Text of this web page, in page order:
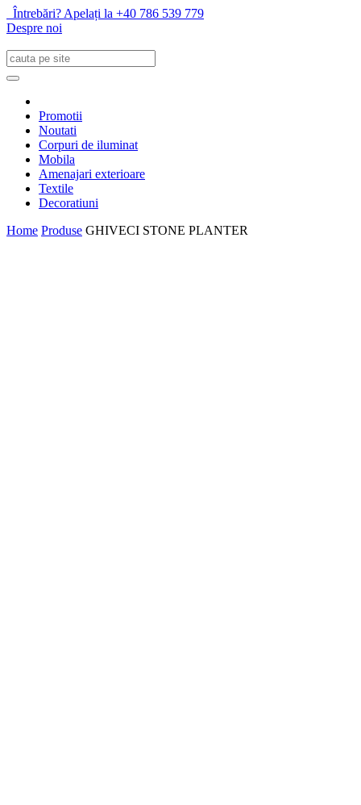
Întrebări? Apelați la +40 786 539 779
Despre noi
Promotii
Noutati
Corpuri de iluminat
Mobila
Amenajari exterioare
Textile
Decoratiuni
Home Produse GHIVECI STONE PLANTER